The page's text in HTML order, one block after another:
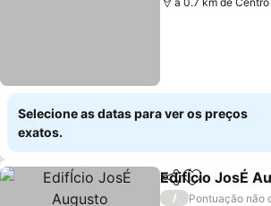
Selecione as datas para ver os preços
exatos.
PartilharAdicionar
EdifÍcio JosÉ
/
Pontuação não